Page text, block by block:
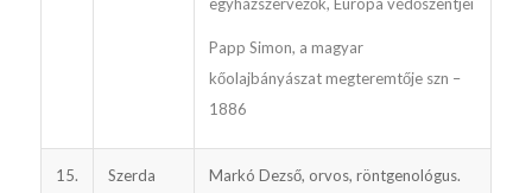
Papp Simon, a magyar
kőolajbányászat megteremtője szn –
1886
15. Szerda
Markó Dezső, orvos, röntgenológus.